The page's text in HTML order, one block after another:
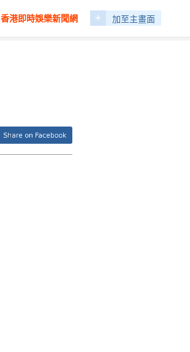
香港即時娛樂新聞網 + 加至主畫面